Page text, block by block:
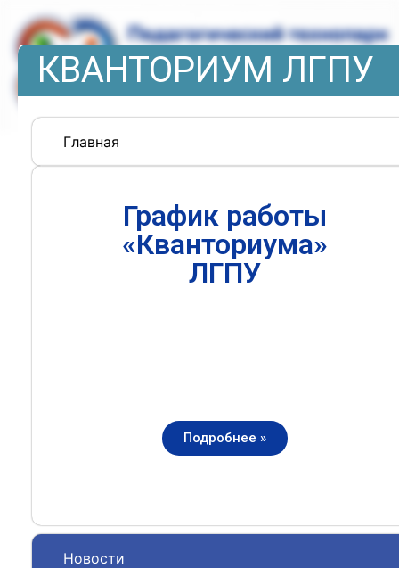
КВАНТОРИУМ ЛГПУ
Главная
Новости
График работы
«Кванториума»
ЛГПУ
Подробнее »